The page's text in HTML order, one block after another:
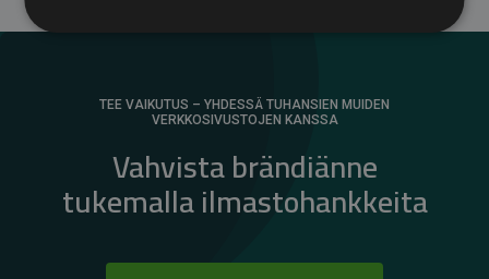
TEE VAIKUTUS – YHDESSÄ TUHANSIEN MUIDEN
VERKKOSIVUSTOJEN KANSSA
Vahvista brändiänne
tukemalla ilmastohankkeita